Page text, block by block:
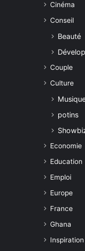
Cinéma
Conseil
Beauté
Couple
Culture
potins
Economie
Education
Emploi
Europe
France
Ghana
Inspiration